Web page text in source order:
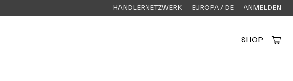
HÄNDLERNETZWERK EUROPA / DE ANMELDEN
SHOP